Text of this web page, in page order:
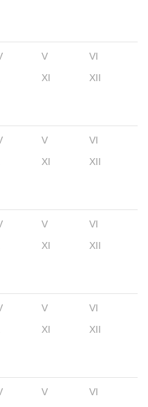
V
VI
XI XII
V
VI
XI XII
V
VI
XI XII
V
VI
XI XII
V
VI